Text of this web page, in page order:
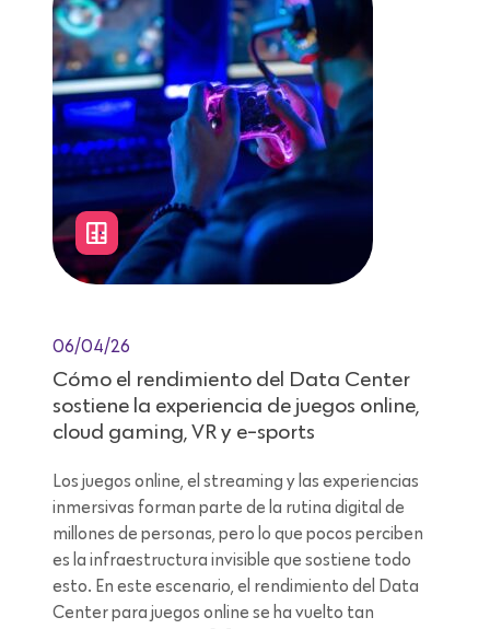
06/04/26
Cómo el rendimiento del Data Center
sostiene la experiencia de juegos online,
cloud gaming, VR y e-sports
Los juegos online, el streaming y las experiencias
inmersivas forman parte de la rutina digital de
millones de personas, pero lo que pocos perciben
es la infraestructura invisible que sostiene todo
esto. En este escenario, el rendimiento del Data
Center para juegos online se ha vuelto tan